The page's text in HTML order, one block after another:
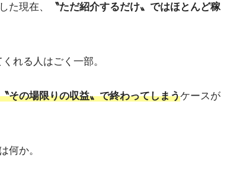
た現在、
〝ただ紹介するだけ〟ではほとんど稼
れる人はごく一部。
その場限りの収益〟で終わってしまうケースが
何か。